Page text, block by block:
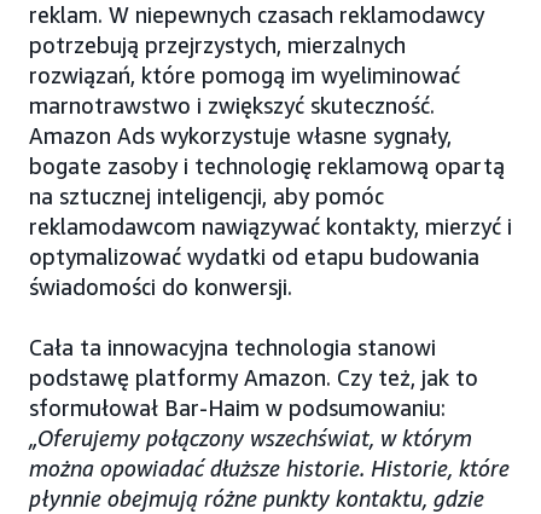
reklam. W niepewnych czasach reklamodawcy
potrzebują przejrzystych, mierzalnych
rozwiązań, które pomogą im wyeliminować
marnotrawstwo i zwiększyć skuteczność.
Amazon Ads wykorzystuje własne sygnały,
bogate zasoby i technologię reklamową opartą
na sztucznej inteligencji, aby pomóc
reklamodawcom nawiązywać kontakty, mierzyć i
optymalizować wydatki od etapu budowania
świadomości do konwersji.
Cała ta innowacyjna technologia stanowi
podstawę platformy Amazon. Czy też, jak to
sformułował Bar-Haim w podsumowaniu:
„Oferujemy połączony wszechświat, w którym
można opowiadać dłuższe historie. Historie, które
płynnie obejmują różne punkty kontaktu, gdzie